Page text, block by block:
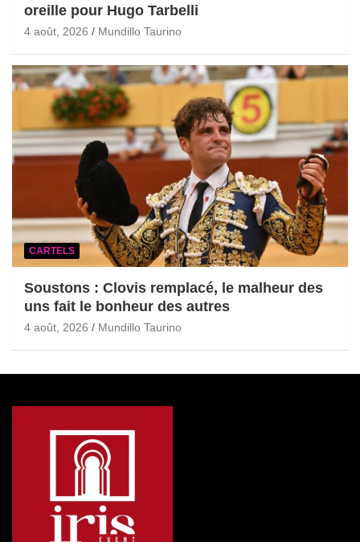
oreille pour Hugo Tarbelli
4 août, 2026 Mundillo Taurino
CARTELS
Soustons : Clovis remplacé, le malheur des
uns fait le bonheur des autres
4 août, 2026 Mundillo Taurino